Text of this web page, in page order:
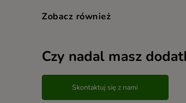
Zobacz również
Czy nadal masz
Skontaktuj się z nami